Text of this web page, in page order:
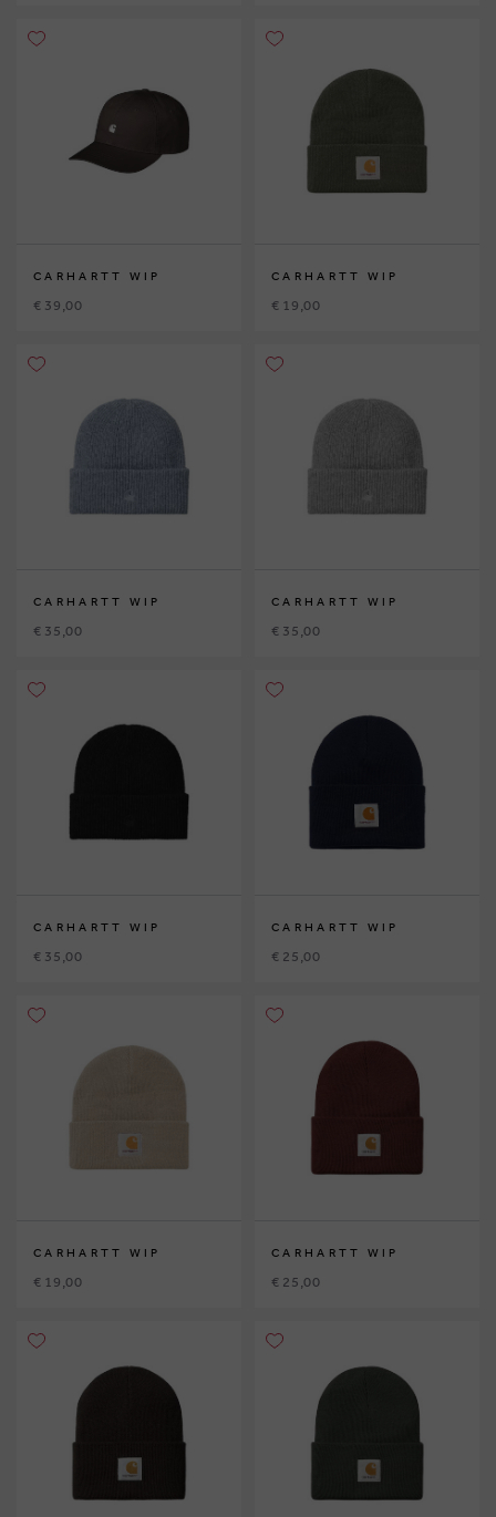
CARHARTT WIP
€ 39,00
CARHARTT WIP
€ 19,00
CARHARTT WIP
€ 35,00
CARHARTT WIP
€ 35,00
CARHARTT WIP
€ 35,00
CARHARTT WIP
€ 25,00
CARHARTT WIP
€ 19,00
CARHARTT WIP
€ 25,00